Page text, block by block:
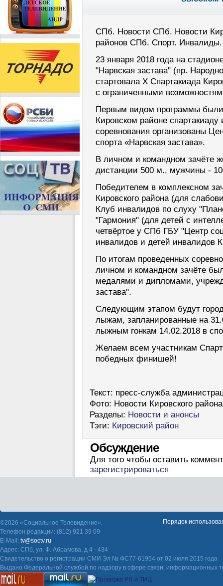
СПб. Новости СПб. Новости
районов СПб. Спорт. Инвалиды.
23 января 2018 года на
"Нарвская застава" (пр.
стартовала X Спартакиада
с ограниченными
Первым видом программы
Кировском районе
соревнования организованы
спорта «Нарвская застава».
В личном и командном зачёте
дистанции 500 м., мужчины -
Победителем в комплексном
Кировского района (для
Клуб инвалидов по слуху
"Гармония" (для детей с
четвёртое у СПб ГБУ "Центр
инвалидов и детей инвалидов
По итогам проведенных
личном и командном зачёте
медалями и дипломами,
застава".
Следующим этапом будут
лыжам, запланированные на
лыжным гонкам 14.02.2018 в
Желаем всем участникам
победных финишей!
Текст: пресс-служба
Фото: Новости Кировского
Разделы: Новости и анонсы
Тэги: Кировский район
Обсуждение
Для того чтобы оставить
зарегистрироваться
©2026 «Социальное Телевидение».
Телефон редакции: (812) 921 39 09
E-Mail: tv@soctv.ru
Адрес: СПб, ул. Ф. Абрамова, д 4 - 434
Свидетельство о регистрации СМИ Эл № ФС77-61954 от 02 июля 2015 года
Выдано Федеральной службой по надзору в сфере связи, информационных
Порядок